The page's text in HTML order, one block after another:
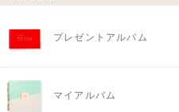
プレゼントアルバム
マイアルバム